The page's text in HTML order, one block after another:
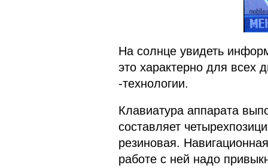
На солнце увидеть
это характерно для всех
-технологии.
Клавиатура аппарата
составляет
резиновая.
работе с ней надо